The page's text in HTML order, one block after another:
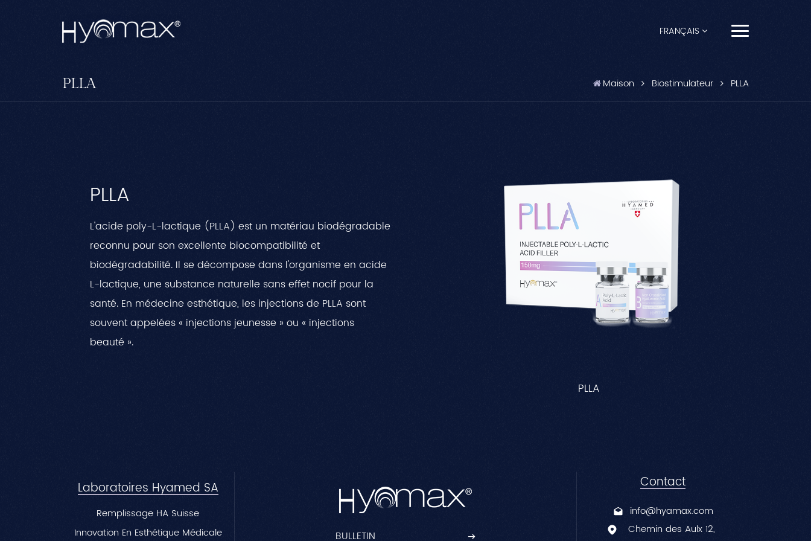
FRANÇAIS
English
العربية
中文
PLLA Maison Biostimulateur PLLA
PLLA
L'acide poly-L-lactique (PLLA) est un matériau biodégradable
reconnu pour son excellente biocompatibilité et
biodégradabilité. Il se décompose dans l'organisme en acide
L-lactique, une substance naturelle sans effet nocif pour la
santé. En médecine esthétique, les injections de PLLA sont
souvent appelées « injections jeunesse » ou « injections
beauté ».
PLLA
Laboratoires Hyamed SA
Remplissage HA Suisse
Innovation En Esthétique Médicale
Contact
info@hyamax.com
Chemin des Aulx 12,